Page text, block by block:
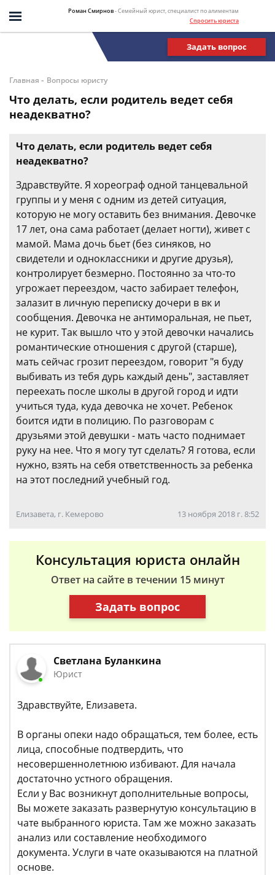
Роман Смирнов- Семейный юрист, специалист по алиментам
Спросить юриста
Задать вопрос
Главная - Вопросы юристу
Что делать, если родитель ведет себя
неадекватно?
Что делать, если родитель ведет себя
неадекватно?
Здравствуйте. Я хореограф одной танцевальной
группы и у меня с одним из детей ситуация,
которую не могу оставить без внимания. Девочке
17 лет, она сама работает (делает ногти), живет с
мамой. Мама дочь бьет (без синяков, но
свидетели и одноклассники и другие друзья),
контролирует безмерно. Постоянно за что-то
угрожает переездом, часто забирает телефон,
залазит в личную переписку дочери в вк и
сообщения. Девочка не антиморальная, не пьет,
не курит. Так вышло что у этой девочки начались
романтические отношения с другой (старше),
мать сейчас грозит переездом, говорит "я буду
выбивать из тебя дурь каждый день", заставляет
переехать после школы в другой город и идти
учиться туда, куда девочка не хочет. Ребенок
боится идти в полицию. По разговорам с
друзьями этой девушки - мать часто поднимает
руку на нее. Что я могу тут сделать? Я готова, если
нужно, взять на себя ответственность за ребенка
на этот последний учебный год.
Елизавета, г. Кемерово 13 ноября 2018 г. 8:52
Консультация юриста онлайн
Ответ на сайте в течении 15 минут
Задать вопрос
Светлана Буланкина
Юрист
Здравствуйте, Елизавета.
В органы опеки надо обращаться, тем более, есть
лица, способные подтвердить, что
несовершеннолетнюю избивают. Для начала
достаточно устного обращения.
Если у Вас возникнут дополнительные вопросы,
Вы можете заказать развернутую консультацию в
чате выбранного юриста. Там же можно заказать
анализ или составление необходимого
документа. Услуги в чате оказываются на платной
основе.